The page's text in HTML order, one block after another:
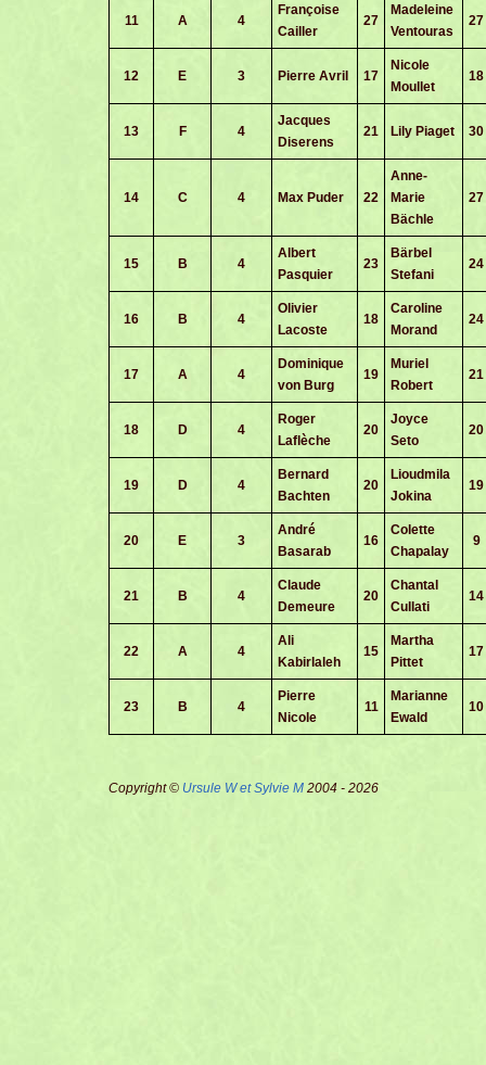
11 A 4
Françoise
Cailler
27
Madeleine
Ventouras
27
12 E 3 Pierre Avril 17
Nicole
Moullet
18
13 F 4
Jacques
Diserens
21 Lily Piaget 30
14 C 4 Max Puder 22
Anne-
Marie
Bächle
27
15 B 4
Albert
Pasquier
23
Bärbel
Stefani
24
16 B 4
Olivier
Lacoste
18
Caroline
Morand
24
17 A 4
Dominique
von Burg
19
Muriel
Robert
21
18 D 4
Roger
Laflèche
20
Joyce
Seto
20
19 D 4
Bernard
Bachten
20
Lioudmila
Jokina
19
20 E 3
André
Basarab
16
Colette
Chapalay
9
21 B 4
Claude
Demeure
20
Chantal
Cullati
14
22 A 4
Ali
Kabirlaleh
15
Martha
Pittet
17
23 B 4
Pierre
Nicole
11
Marianne
Ewald
10
Copyright © Ursule W et Sylvie M2004 - 2026